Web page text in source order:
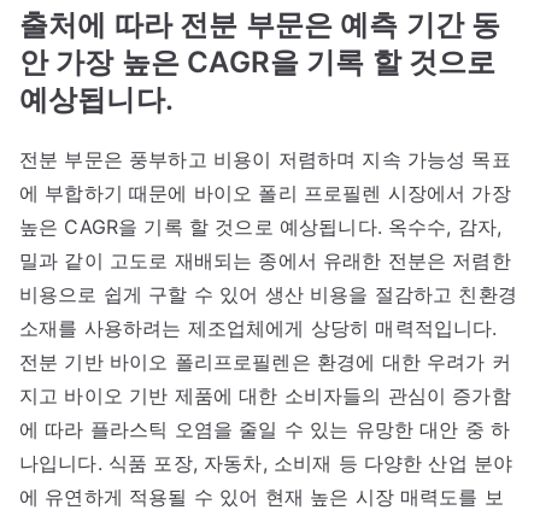
출처에 따라 전분 부문은 예측 기간 동
안 가장 높은 CAGR을 기록 할 것으로
예상됩니다.
전분 부문은 풍부하고 비용이 저렴하며 지속 가능성 목표
에 부합하기 때문에 바이오 폴리 프로필렌 시장에서 가장
높은 CAGR을 기록 할 것으로 예상됩니다. 옥수수, 감자,
밀과 같이 고도로 재배되는 종에서 유래한 전분은 저렴한
비용으로 쉽게 구할 수 있어 생산 비용을 절감하고 친환경
소재를 사용하려는 제조업체에게 상당히 매력적입니다.
전분 기반 바이오 폴리프로필렌은 환경에 대한 우려가 커
지고 바이오 기반 제품에 대한 소비자들의 관심이 증가함
에 따라 플라스틱 오염을 줄일 수 있는 유망한 대안 중 하
나입니다. 식품 포장, 자동차, 소비재 등 다양한 산업 분야
에 유연하게 적용될 수 있어 현재 높은 시장 매력도를 보